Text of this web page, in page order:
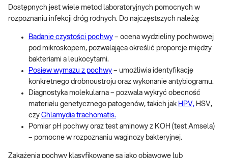
Dostępnych jest wiele metod laboratoryjnych pomocnych w
rozpoznaniu infekcji dróg rodnych. Do najczęstszych należą:
Badanie czystości pochwy – ocena wydzieliny pochwowej
pod mikroskopem, pozwalająca określić proporcje między
bakteriami a leukocytami.
Posiew wymazu z pochwy – umożliwia identyfikację
konkretnego drobnoustroju oraz wykonanie antybiogramu.
Diagnostyka molekularna – pozwala wykryć obecność
materiału genetycznego patogenów, takich jak HPV, HSV,
czy Chlamydia trachomatis.
Pomiar pH pochwy oraz test aminowy z KOH (test Amsela)
– pomocne w rozpoznaniu waginozy bakteryjnej.
Zakażenia pochwy klasyfikowane są jako objawowe lub